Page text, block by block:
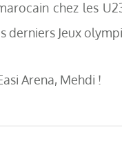
chez les
derniers Jeux
Arena, Mehdi !